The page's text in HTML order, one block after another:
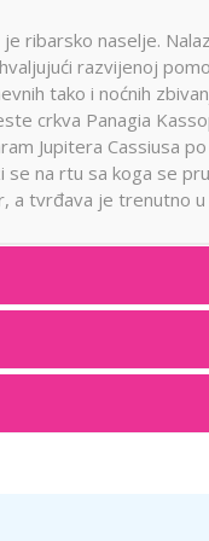
je ribarsko naselje.
razvijenoj
tako i noćnih
crkva Panagia
Jupitera Cassiusa
na rtu sa koga se
a tvrđava je trenutno